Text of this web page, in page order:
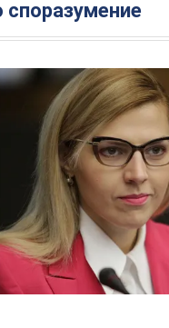
споразумение